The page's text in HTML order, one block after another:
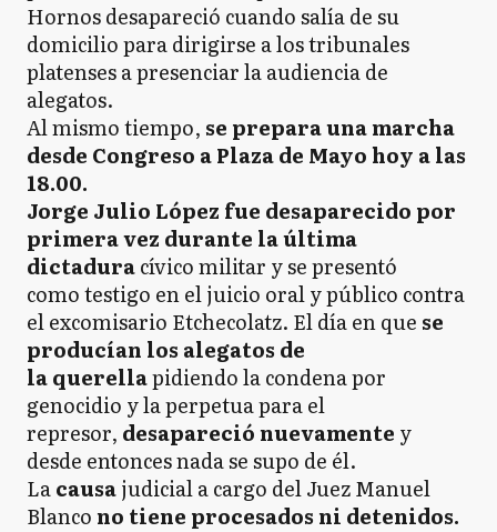
Hornos desapareció cuando salía de su
domicilio para dirigirse a los tribunales
platenses a presenciar la audiencia de
alegatos.
Al mismo tiempo, se prepara una marcha
desde Congreso a Plaza de Mayo hoy a las
18.00.
Jorge Julio López fue desaparecido por
primera vez durante la última
dictaduracívico militar y se presentó
como testigo en el juicio oral y público contra
el excomisario Etchecolatz. El día en que se
producían los alegatos de
la querellapidiendo la condena por
genocidio y la perpetua para el
represor, desapareció nuevamente y
desde entonces nada se supo de él.
Lacausajudicial a cargo del Juez Manuel
Blanco no tiene procesados ni detenidos.